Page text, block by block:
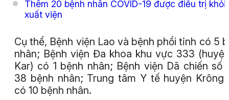
Thêm 20 bệnh nhân COVID-19 được điều trị khỏi
xuất viện
Cụ thể, Bệnh viện Lao và bệnh phổi tỉnh có 5
nhân; Bệnh viện Đa khoa khu vực 333
Kar) có 1 bệnh nhân; Bệnh viện Dã chiến số
38 bệnh nhân; Trung tâm Y tế huyện Krông
có 10 bệnh nhân.